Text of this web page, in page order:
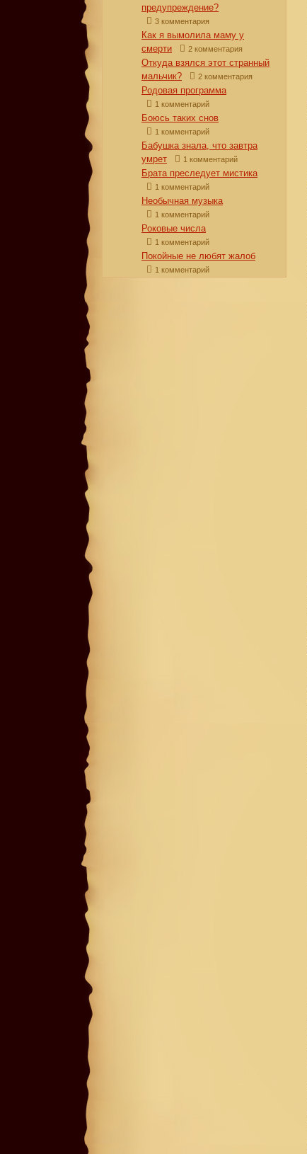
предупреждение?
3 комментария
Как я вымолила маму у
смерти
2 комментария
Откуда взялся этот странный
мальчик?
2 комментария
Родовая программа
1 комментарий
Боюсь таких снов
1 комментарий
Бабушка знала, что завтра
умрет
1 комментарий
Брата преследует мистика
1 комментарий
Необычная музыка
1 комментарий
Роковые числа
1 комментарий
Покойные не любят жалоб
1 комментарий